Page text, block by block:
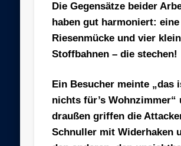
Die Gegensätze beider
haben gut harmoniert: eine
Riesenmücke und vier
Stoffbahnen – die stechen!
Ein Besucher meinte „das
nichts für’s Wohnzimmer“
draußen griffen die
Schnuller mit Widerhaken